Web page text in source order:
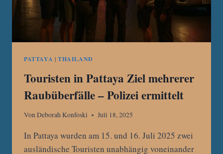
PATTAYA | THAILAND
Touristen in Pattaya Ziel mehrerer
Raubüberfälle – Polizei ermittelt
VonDeborah Konfoski Juli 18, 2025
In Pattaya wurden am 15. und 16. Juli 2025 zwei
ausländische Touristen unabhängig voneinander